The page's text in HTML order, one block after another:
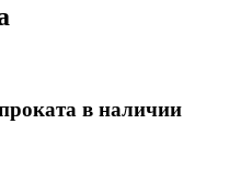
в наличии